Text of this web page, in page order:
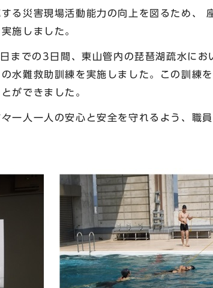
る災害現場活動能力の向上を図るため、
施しました。
での3日間、東山管内の琵琶湖疏水にお
水難救助訓練を実施しました。この訓練
ができました。
一人一人の安心と安全を守れるよう、職